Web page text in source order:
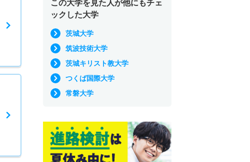
この大学を見た人が他にもチェ
ックした大学
茨城大学
筑波技術大学
茨城キリスト教大学
つくば国際大学
常磐大学